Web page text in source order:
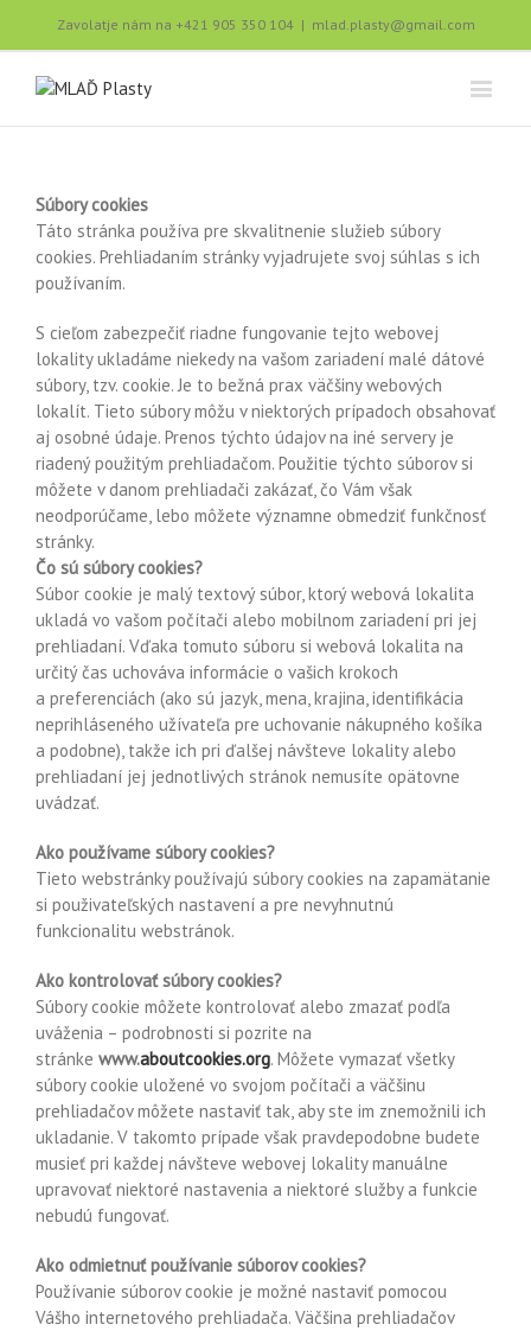
Zavolatje nám na +421 905 350 104 | mlad.plasty@gmail.com
Súbory cookies
Táto stránka používa pre skvalitnenie služieb súbory
cookies. Prehliadaním stránky vyjadrujete svoj súhlas s ich
používaním.
S cieľom zabezpečiť riadne fungovanie tejto webovej
lokality ukladáme niekedy na vašom zariadení malé dátové
súbory, tzv. cookie. Je to bežná prax väčšiny webových
lokalít. Tieto súbory môžu v niektorých prípadoch obsahovať
aj osobné údaje. Prenos týchto údajov na iné servery je
riadený použitým prehliadačom. Použitie týchto súborov si
môžete v danom prehliadači zakázať, čo Vám však
neodporúčame, lebo môžete významne obmedziť funkčnosť
stránky.
Čo sú súbory cookies?
Súbor cookie je malý textový súbor, ktorý webová lokalita
ukladá vo vašom počítači alebo mobilnom zariadení pri jej
prehliadaní. Vďaka tomuto súboru si webová lokalita na
určitý čas uchováva informácie o vašich krokoch
a preferenciách (ako sú jazyk, mena, krajina, identifikácia
neprihláseného užívateľa pre uchovanie nákupného košíka
a podobne), takže ich pri ďalšej návšteve lokality alebo
prehliadaní jej jednotlivých stránok nemusíte opätovne
uvádzať.
Ako používame súbory cookies?
Tieto webstránky používajú súbory cookies na zapamätanie
si použivateľských nastavení a pre nevyhnutnú
funkcionalitu webstránok.
Ako kontrolovať súbory cookies?
Súbory cookie môžete kontrolovať alebo zmazať podľa
uváženia – podrobnosti si pozrite na
stránke www.aboutcookies.org. Môžete vymazať všetky
súbory cookie uložené vo svojom počítači a väčšinu
prehliadačov môžete nastaviť tak, aby ste im znemožnili ich
ukladanie. V takomto prípade však pravdepodobne budete
musieť pri každej návšteve webovej lokality manuálne
upravovať niektoré nastavenia a niektoré služby a funkcie
nebudú fungovať.
Ako odmietnuť používanie súborov cookies?
Používanie súborov cookie je možné nastaviť pomocou
Vášho internetového prehliadača. Väčšina prehliadačov